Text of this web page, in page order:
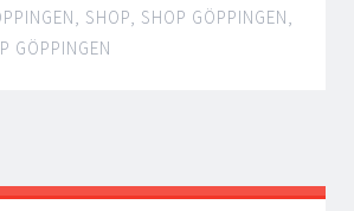
, SHOP, SHOP GÖPPINGEN,
GÖPPINGEN